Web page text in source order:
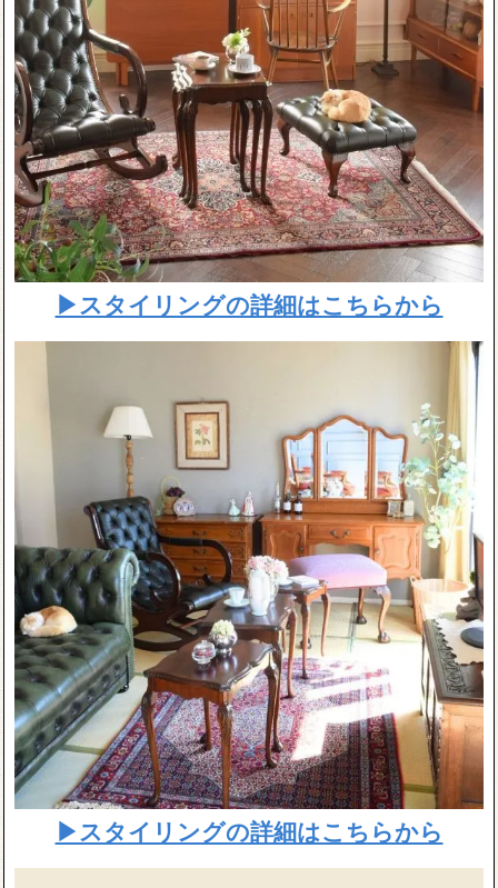
▶スタイリングの詳細はこちらから
▶スタイリングの詳細はこちらから